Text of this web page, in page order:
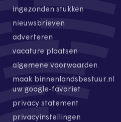
ingezonden stukken
nieuwsbrieven
adverteren
vacature plaatsen
algemene voorwaarden
maak binnenlandsbestuur.nl
uw google-favoriet
privacy statement
privacyinstellingen